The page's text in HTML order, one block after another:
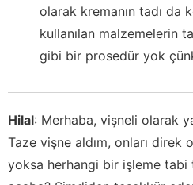
olarak kremanın tadı da
kullanılan malzemelerin
gibi bir prosedür yok
Hilal: Merhaba, vişneli olarak
Taze vişne aldım, onları direk
yoksa herhangi bir işleme